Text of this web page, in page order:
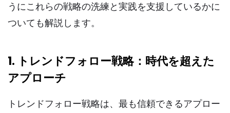
うにこれらの戦略の洗練と実践を支援しているかに
ついても解説します。
1. トレンドフォロー戦略：時代を超えた
アプローチ
トレンドフォロー戦略は、最も信頼できるアプロー